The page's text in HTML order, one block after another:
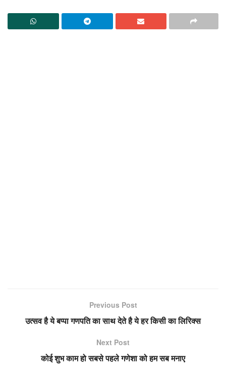
Previous Post
उत्सव है ये बप्पा गणपति का साथ देते है ये हर किसी का लिरिक्स
Next Post
कोई शुभ काम हो सबसे पहले गणेशा को हम सब मनाए